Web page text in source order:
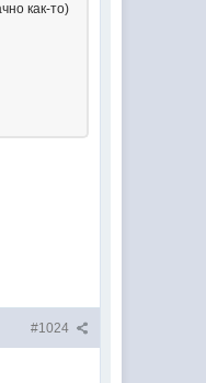
как-то)
#1024